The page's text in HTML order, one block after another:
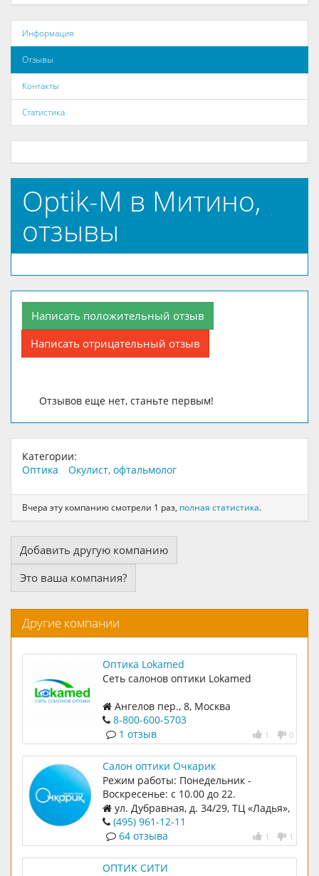
Информация
Отзывы
Контакты
Статистика
Optik-M в Митино,
отзывы
Написать положительный отзыв
Написать отрицательный отзыв
Отзывов еще нет, станьте первым!
Категории:
Оптика
Окулист, офтальмолог
Вчера эту компанию смотрели 1 раз, полная статистика.
Добавить другую компанию
Это ваша компания?
Другие компании
Оптика Lokamed
Сеть салонов оптики Lokamed
Ангелов пер., 8, Москва
8-800-600-5703
1 0
1 отзыв
Салон оптики Очкарик
Режим работы: Понедельник -
Воскресенье: c 10.00 до 22.
ул. Дубравная, д. 34/29, ТЦ «Ладья»,
1 этаж
(495) 961-12-11
1 1
64 отзыва
ОПТИК СИТИ